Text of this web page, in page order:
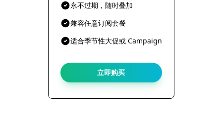
永不过期，随时叠加
兼容任意订阅套餐
适合季节性大促或 Campaign
立即购买